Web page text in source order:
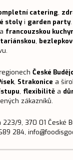
catering,
stolyi garden party
a francouzskou
,
České
, Strakonice a
, flexibilitěa
zákazníků.
223/9, 370 01 České
284,